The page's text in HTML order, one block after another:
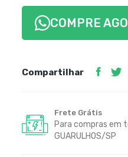
COMPRE
Compartilhar
Frete Grátis
Para compras em
GUARULHOS/SP